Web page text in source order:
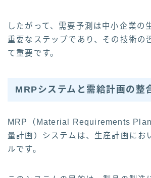
したがって、需要予測は中小企業の
重要なステップであり、その技術の
て重要です。
MRPシステムと需給計画の整
MRP（Material Requirements
量計画）システムは、生産計画にお
ルです。